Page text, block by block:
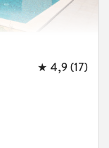
★ 4,9 (17)